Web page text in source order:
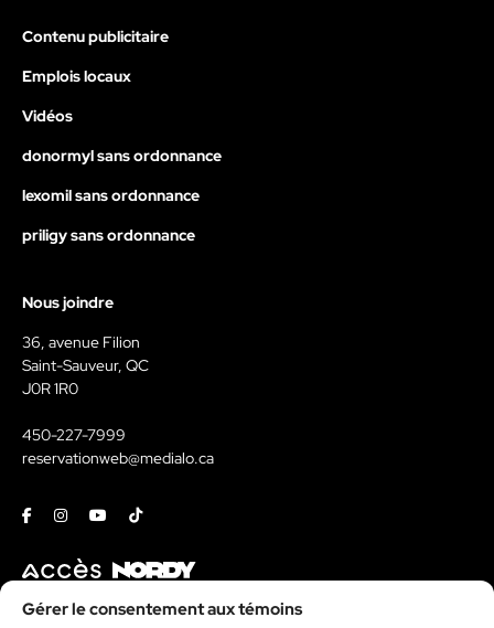
Gérer le consentement aux témoins
Contenu publicitaire
Emplois locaux
Vidéos
donormyl sans ordonnance
lexomil sans ordonnance
priligy sans ordonnance
Nous joindre
36, avenue Filion
Saint-Sauveur, QC
J0R 1R0
450-227-7999
reservationweb@medialo.ca
FacebookInstagramYoutubeTiktok
Contact